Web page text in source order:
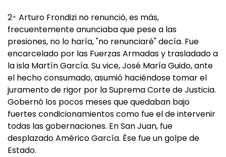
2- Arturo Frondizi no renunció, es más,
frecuentemente anunciaba que pese a las
presiones, no lo haría, "no renunciaré" decía. Fue
encarcelado por las Fuerzas Armadas y trasladado a
la isla Martín García. Su vice, José María Guido, ante
el hecho consumado, asumió haciéndose tomar el
juramento de rigor por la Suprema Corte de Justicia.
Gobernó los pocos meses que quedaban bajo
fuertes condicionamientos como fue el de intervenir
todas las gobernaciones. En San Juan, fue
desplazado Américo García. Ése fue un golpe de
Estado.